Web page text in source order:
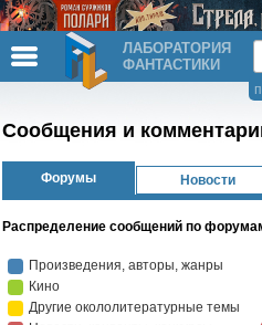
ЛАБОРАТОРИЯ
ФАНТАСТИКИ
Сообщения и
Форумы Новости
Распределение сообщений по